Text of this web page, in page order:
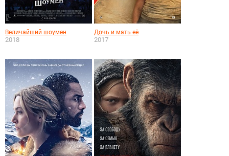
Величайший шоумен
2018
Дочь и мать её
2017